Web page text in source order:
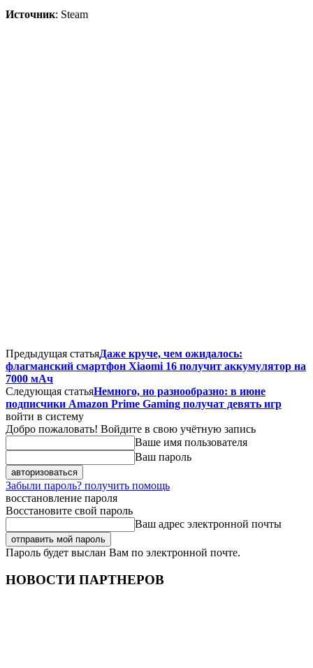
Источник: Steam
Предыдущая статьяДаже круче, чем ожидалось:
флагманский смартфон Xiaomi 16 получит аккумулятор на
7000 мАч
Следующая статьяНемного, но разнообразно: в июне
подписчики Amazon Prime Gaming получат девять игр
войти в систему
Добро пожаловать! Войдите в свою учётную запись
Ваше имя пользователя
Ваш пароль
Забыли пароль? получить помощь
восстановление пароля
Восстановите свой пароль
Ваш адрес электронной почты
Пароль будет выслан Вам по электронной почте.
НОВОСТИ ПАРТНЕРОВ